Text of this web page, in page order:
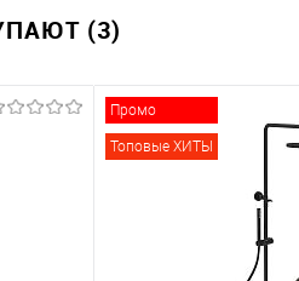
(3)
Промо
Топовые ХИТЫ